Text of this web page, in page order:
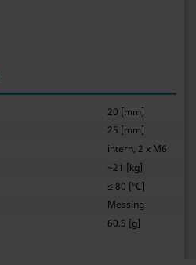
20 [mm]
25 [mm]
intern, 2 x M6
~21 [kg]
≤ 80 [°C]
Messing
60,5 [g]